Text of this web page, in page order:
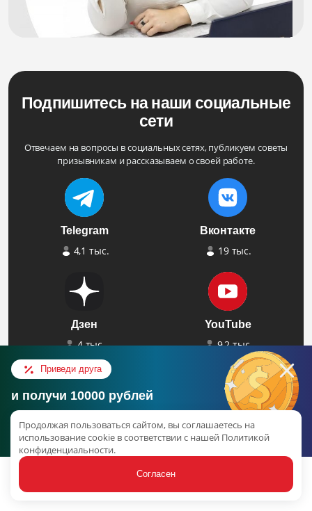
Приведи друга
и получи 10000 рублей
Об акции
Подпишитесь на наши социальные
сети
Отвечаем на вопросы в социальных сетях, публикуем советы
призывникам и рассказываем о своей работе.
Telegram
4,1 тыс.
Вконтакте
19 тыс.
Дзен
4 тыс.
YouTube
9,2 тыс.
Статьи Услуги Связаться Акции Ещё
Консультация в Telegram
Продолжая пользоваться сайтом, вы соглашаетесь на
использование cookie в соответствии с нашей Политикой
конфиденциальности.
Согласен